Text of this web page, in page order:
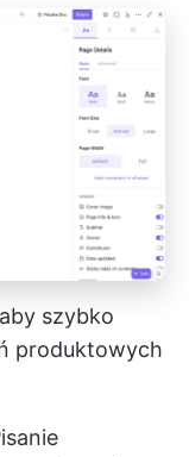
szybko
produktowych